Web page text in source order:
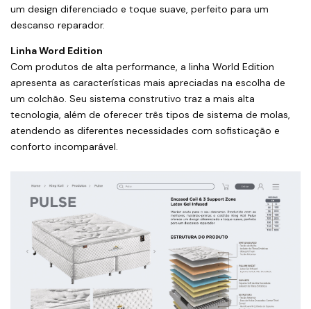
um design diferenciado e toque suave, perfeito para um
descanso reparador.
Linha Word Edition
Com produtos de alta performance, a linha World Edition
apresenta as características mais apreciadas na escolha de
um colchão. Seu sistema construtivo traz a mais alta
tecnologia, além de oferecer três tipos de sistema de molas,
atendendo as diferentes necessidades com sofisticação e
conforto incomparável.